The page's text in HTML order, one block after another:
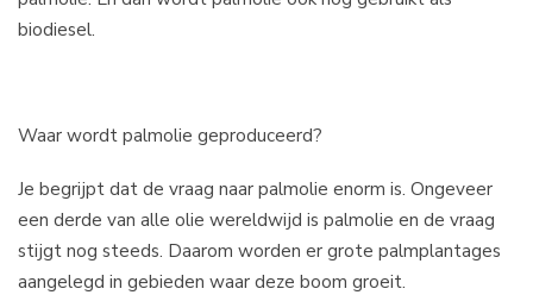
biodiesel.
Waar wordt palmolie geproduceerd?
Je begrijpt dat de vraag naar palmolie enorm is. Ongeveer
een derde van alle olie wereldwijd is palmolie en de vraag
stijgt nog steeds. Daarom worden er grote palmplantages
aangelegd in gebieden waar deze boom groeit.